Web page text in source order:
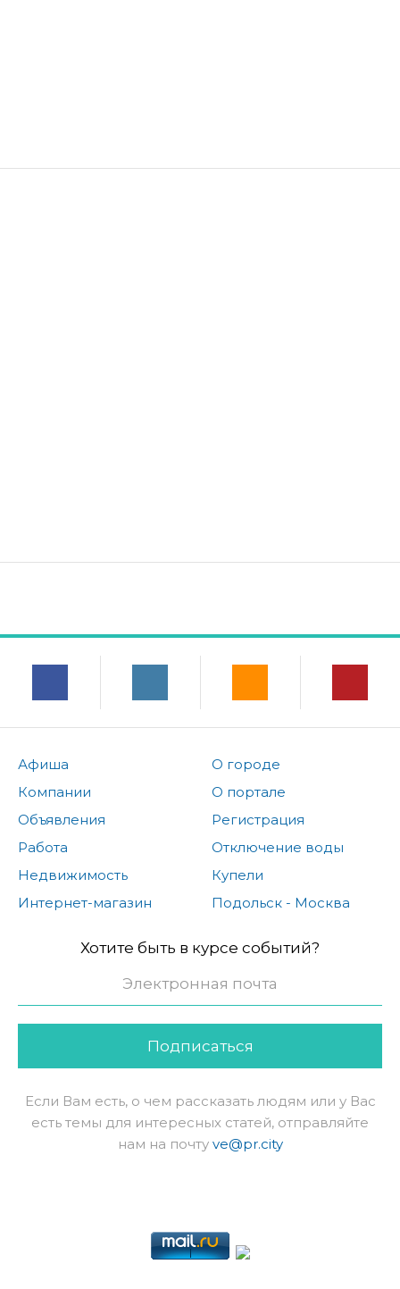
Афиша
Компании
Объявления
Работа
Недвижимость
Интернет-магазин
О городе
О портале
Регистрация
Отключение воды
Купели
Подольск - Москва
Хотите быть в курсе событий?
Подписаться
Если Вам есть, о чем рассказать людям или у Вас
есть темы для интересных статей, отправляйте
нам на почту ve@pr.city